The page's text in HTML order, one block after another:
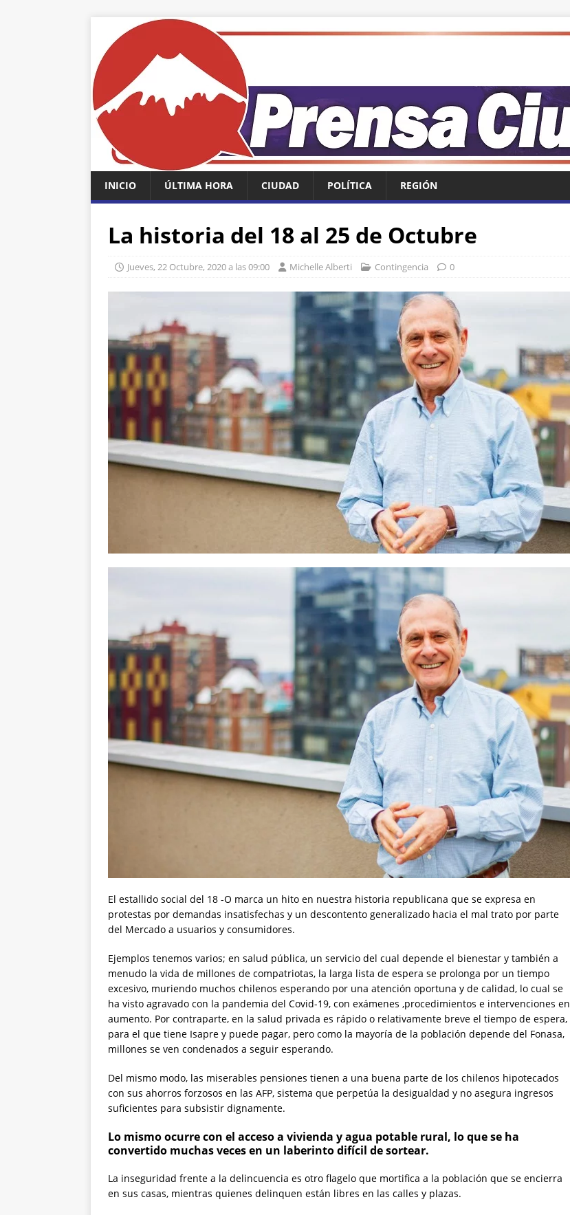
INICIO ÚLTIMA HORA CIUDAD POLÍTICA REGIÓN
La historia del 18 al 25 de Octubre
Jueves, 22 Octubre, 2020 a las 09:00 Michelle Alberti Contingencia 0
El estallido social del 18 -O marca un hito en nuestra historia republicana que se expresa en
protestas por demandas insatisfechas y un descontento generalizado hacia el mal trato por parte
del Mercado a usuarios y consumidores.
Ejemplos tenemos varios; en salud pública, un servicio del cual depende el bienestar y también a
menudo la vida de millones de compatriotas, la larga lista de espera se prolonga por un tiempo
excesivo, muriendo muchos chilenos esperando por una atención oportuna y de calidad, lo cual se
ha visto agravado con la pandemia del Covid-19, con exámenes ,procedimientos e intervenciones en
aumento. Por contraparte, en la salud privada es rápido o relativamente breve el tiempo de espera,
para el que tiene Isapre y puede pagar, pero como la mayoría de la población depende del Fonasa,
millones se ven condenados a seguir esperando.
Del mismo modo, las miserables pensiones tienen a una buena parte de los chilenos hipotecados
con sus ahorros forzosos en las AFP, sistema que perpetúa la desigualdad y no asegura ingresos
suficientes para subsistir dignamente.
Lo mismo ocurre con el acceso a vivienda y agua potable rural, lo que se ha
convertido muchas veces en un laberinto difícil de sortear.
La inseguridad frente a la delincuencia es otro flagelo que mortifica a la población que se encierra
en sus casas, mientras quienes delinquen están libres en las calles y plazas.